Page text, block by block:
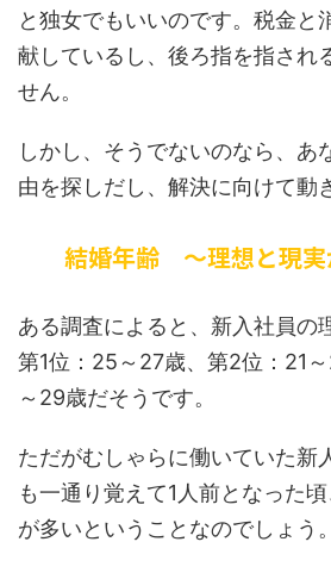
と独女でもいいのです。税金と
献しているし、後ろ指を指され
せん。
しかし、そうでないのなら、あ
由を探しだし、解決に向けて動
結婚年齢 ～理想と現実
ある調査によると、新入社員の
第1位：25～27歳、第2位：21
～29歳だそうです。
ただがむしゃらに働いていた新
も一通り覚えて1人前となった
が多いということなのでしょう。